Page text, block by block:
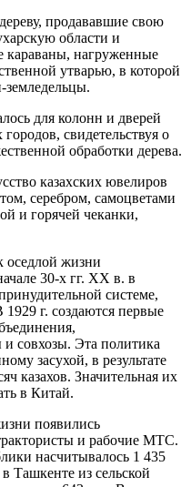
продававшие свою
области и
караваны, нагруженные
утварью, в которой
земледельцы.
для колонн и дверей
свидетельствуя о
обработки дерева.
казахских ювелиров
серебром, самоцветами
и горячей чеканки,
оседлой жизни
30-х гг. XX в. в
системе,
г. создаются первые
и совхозы. Эта политика
засухой, в результате
казахов. Значительная их
в Китай.
появились
и рабочие МТС.
насчитывалось 1 435
Ташкенте из сельской